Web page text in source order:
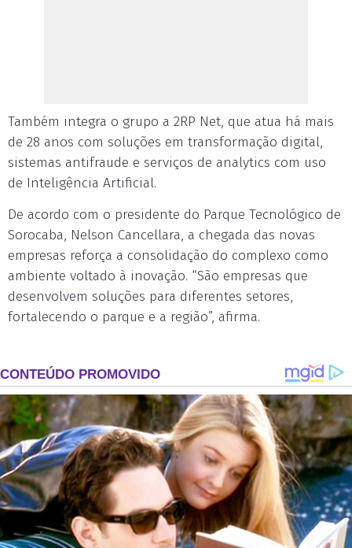
Também integra o grupo a 2RP Net, que atua há mais
de 28 anos com soluções em transformação digital,
sistemas antifraude e serviços de analytics com uso
de Inteligência Artificial.
De acordo com o presidente do Parque Tecnológico de
Sorocaba, Nelson Cancellara, a chegada das novas
empresas reforça a consolidação do complexo como
ambiente voltado à inovação. “São empresas que
desenvolvem soluções para diferentes setores,
fortalecendo o parque e a região”, afirma.